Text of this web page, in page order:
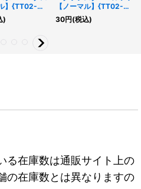
】{TT02-
法》
)
【ノーマル】{TT02-
JPB01}《モンスター》
30円(税込)
る在庫数は通販サイト上の
の在庫数とは異なりますの